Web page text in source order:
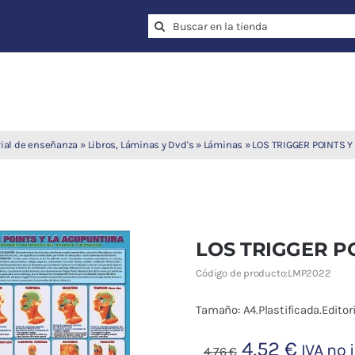
Search
de enseñanza » Libros, Láminas y Dvd's » Láminas » LOS TRIGGER POINTS
LOS TRIGGER
Código de producto:LMP2022
Tamaño:
4,76€ El
4,52 €ElIVA